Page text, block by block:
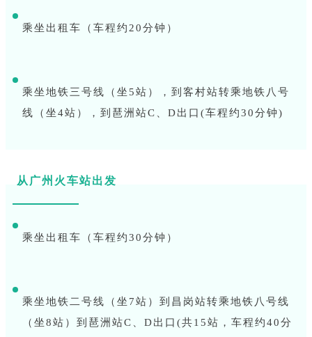
乘坐出租车（车程约20分钟）
乘坐地铁三号线（坐5站），到客村站转乘地铁八号
线（坐4站），到琶洲站C、D出口(车程约30分钟)
从广州火车站出发
乘坐出租车（车程约30分钟）
乘坐地铁二号线（坐7站）到昌岗站转乘地铁八号线
（坐8站）到琶洲站C、D出口(共15站，车程约40分